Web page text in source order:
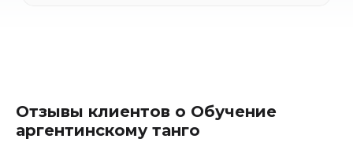
Отзывы клиентов о Обучение
аргентинскому танго